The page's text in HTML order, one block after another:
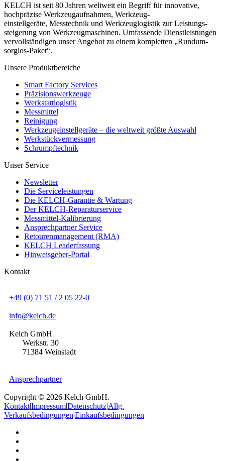
KELCH ist seit 80 Jahren weltweit ein Begriff für innovative,
hochpräzise Werkzeugaufnahmen, Werkzeug-
einstellgeräte, Messtechnik und Werkzeuglogistik zur Leistungs-
steigerung von Werkzeugmaschinen. Umfassende Dienstleistungen
vervollständigen unser Angebot zu einem kompletten „Rundum-
sorglos-Paket“.
Unsere Produktbereiche
Smart Factory Services
Präzisionswerkzeuge
Werkstattlogistik
Messmittel
Reinigung
Werkzeugeinstellgeräte – die weltweit größte Auswahl
Werkstückvermessung
Schrumpftechnik
Unser Service
Newsletter
Die Serviceleistungen
Die KELCH-Garantie & Wartung
Der KELCH-Reparaturservice
Messmittel-Kalibrierung
Ansprechpartner Service
Retourenmanagement (RMA)
KELCH Leaderfassung
Hinweisgeber-Portal
Kontakt
+49 (0) 71 51 / 2 05 22-0
info@kelch.de
Kelch GmbH
Werkstr. 30
71384 Weinstadt
Ansprechpartner
Copyright © 2026 Kelch GmbH.
Kontakt|Impressum|Datenschutz|Allg.
Verkaufsbedingungen|Einkaufsbedingungen